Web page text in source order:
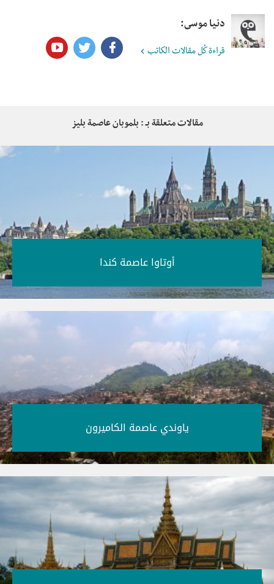
دنيا موسى:
قراءة كُل مقالات الكاتب
مقالات متعلقة بـ : بلموبان عاصمة بليز
أوتاوا عاصمة كندا‎
ياوندي عاصمة الكاميرون‎